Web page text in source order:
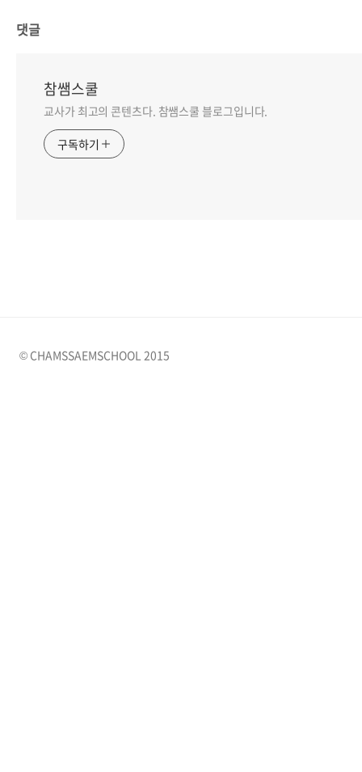
댓글
참쌤스쿨
교사가 최고의 콘텐츠다. 참쌤스쿨 블로그입니다.
구독하기
© CHAMSSAEMSCHOOL 2015